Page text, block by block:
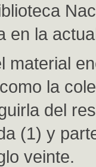
en la
material
la
del
(1) y
veinte.